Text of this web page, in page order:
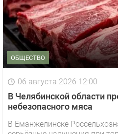
ОБЩЕСТВО
06 августа 2026 12:00
В Челябинской области
небезопасного мяса
В Еманжелинске